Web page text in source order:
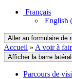
Français
English
Aller au formulaire de
Accueil » A voir à
Afficher la barre
Parcours de